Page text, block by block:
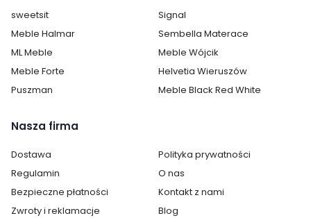
Kategoria: Krzesła
Materiał siedziska / blatu: tkanina
Pomieszczenie:
Biuro
Sypialnia
sweetsit
Signal
Meble Halmar
Sembella Materace
ML Meble
Meble Wójcik
Meble Forte
Helvetia Wieruszów
Puszman
Meble Black Red White
Nasza firma
Dostawa
Polityka prywatności
Regulamin
O nas
Bezpieczne płatności
Kontakt z nami
Zwroty i reklamacje
Blog